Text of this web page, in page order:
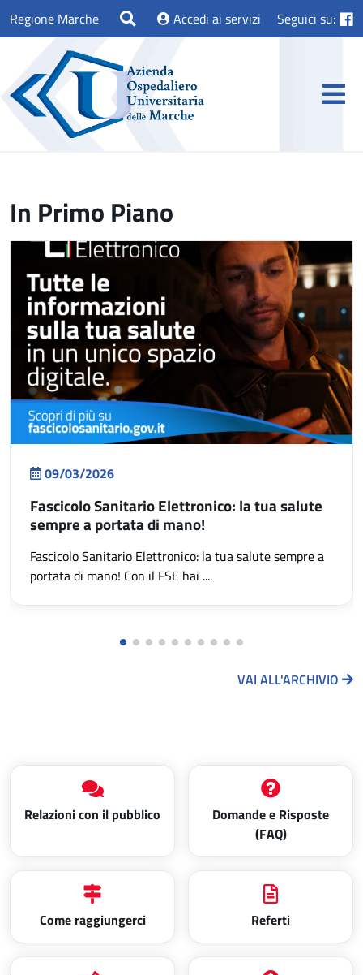
Regione Marche Accedi ai servizi Seguici su:
In Primo Piano
09/03/2026
Fascicolo Sanitario Elettronico: la tua salute
sempre a portata di mano!
Fascicolo Sanitario Elettronico: la tua salute sempre a
portata di mano! Con il FSE hai ....
VAI ALL'ARCHIVIO
Relazioni con il pubblico
Domande e Risposte
(FAQ)
Come raggiungerci Referti